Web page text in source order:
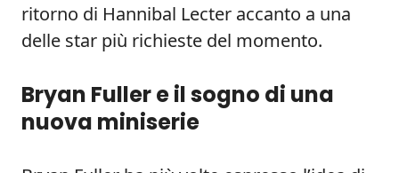
ritorno di Hannibal Lecter accanto a una
delle star più richieste del momento.
Bryan Fuller e il sogno di una
nuova miniserie